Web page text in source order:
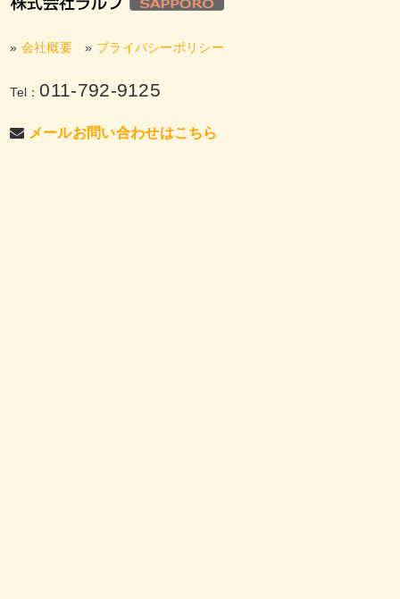
» 会社概要 » プライバシーポリシー
Tel：011-792-9125
メールお問い合わせはこちら